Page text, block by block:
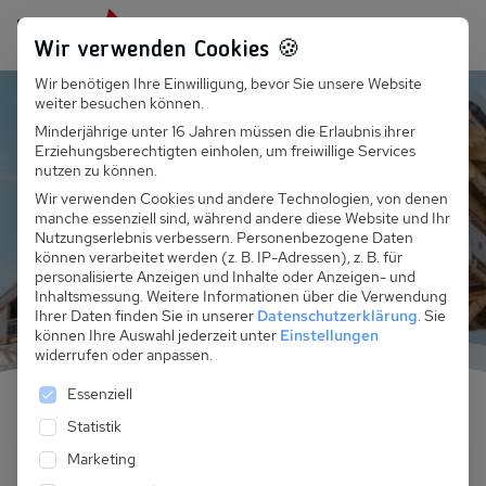
Persönlich für dich da: +49 251 899 050
Suchfeld
Suchen
Portes du Soleil Frankreich Chalet Winter
Skiurlaub im
Komforthaus Frankreich
Anreise und Abreise
Wir verwenden Cookies 🍪
Wir benötigen Ihre Einwilligung, bevor Sie unsere Website
weiter besuchen können.
Minderjährige unter 16 Jahren müssen die Erlaubnis ihrer
Erziehungsberechtigten einholen, um freiwillige Services
nutzen zu können.
Wir verwenden Cookies und andere Technologien, von denen
manche essenziell sind, während andere diese Website und Ihr
Nutzungserlebnis verbessern. Personenbezogene Daten
können verarbeitet werden (z. B. IP-Adressen), z. B. für
personalisierte Anzeigen und Inhalte oder Anzeigen- und
Inhaltsmessung. Weitere Informationen über die Verwendung
Ihrer Daten finden Sie in unserer Datenschutzerklärung. Sie
können Ihre Auswahl jederzeit unter Einstellungen
widerrufen oder anpassen.
Es folgt eine Liste der Service-Gruppen, für die
Essenziell
Statistik
Marketing